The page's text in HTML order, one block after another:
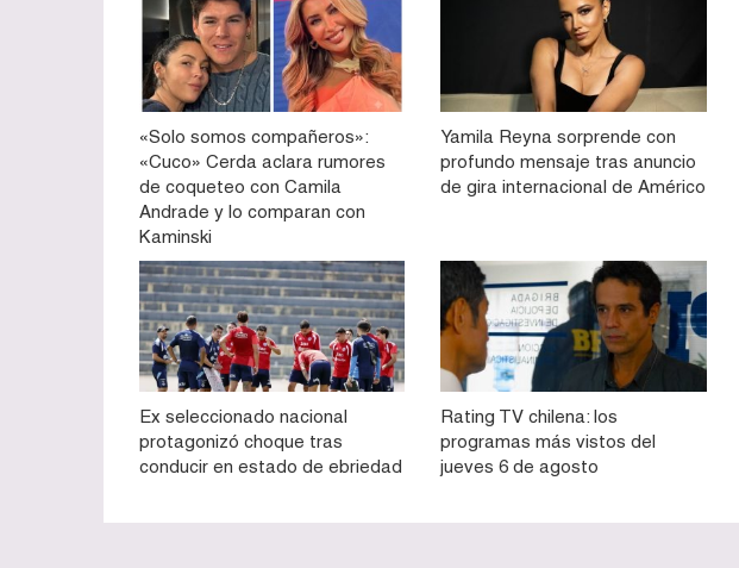
«Solo somos compañeros»:
«Cuco» Cerda aclara rumores
de coqueteo con Camila
Andrade y lo comparan con
Kaminski
Yamila Reyna sorprende con
profundo mensaje tras anuncio
de gira internacional de Américo
Ex seleccionado nacional
protagonizó choque tras
conducir en estado de ebriedad
Rating TV chilena: los
programas más vistos del
jueves 6 de agosto